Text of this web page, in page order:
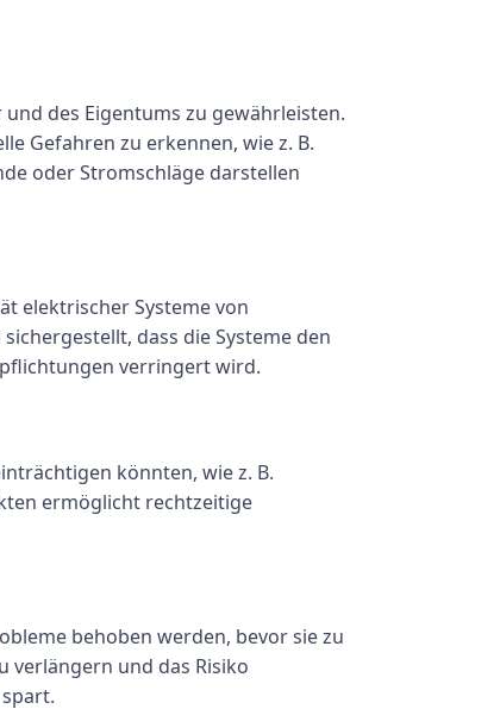
des Eigentums zu gewährleisten.
Gefahren zu erkennen, wie z. B.
oder Stromschläge darstellen
elektrischer Systeme von
dass die Systeme den
verringert wird.
könnten, wie z. B.
ermöglicht rechtzeitige
behoben werden, bevor sie zu
verlängern und das Risiko